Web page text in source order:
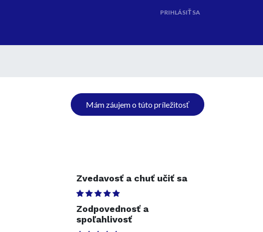
PRIHLÁSIŤ SA
Mám záujem o túto príležitosť
Zvedavosť a chuť učiť sa
Zodpovednosť a
spoľahlivosť